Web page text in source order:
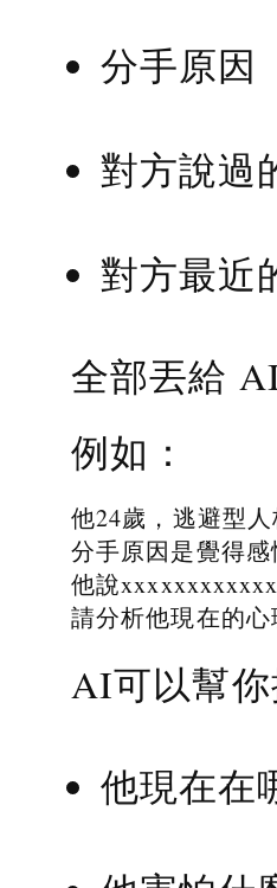
分手原因
對方說過
對方最近
全部丟給 AI
例如：
他24歲，逃避型人
分手原因是覺得感
他說
請分析他現在的心
AI可以幫你
他現在在